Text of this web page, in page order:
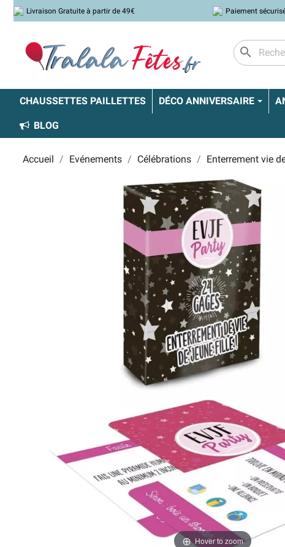
Livraison Gratuite à partir de 49€ Paiement
search
CHAUSSETTES PAILLETTES DÉCO ANNIVERSAIRE
BLOG
Accueil Evénements Célébrations Enterrement vie
Hover to zoom